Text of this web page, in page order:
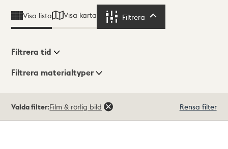
Visa lista Visa karta Filtrera
Visningsläge
Filtrera tid
Filtrera materialtyper
träffar
Valda filter:Film & rörlig bild Rensa filter